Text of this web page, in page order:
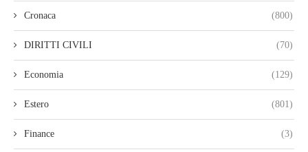
Cronaca (800)
DIRITTI CIVILI (70)
Economia (129)
Estero (801)
Finance (3)